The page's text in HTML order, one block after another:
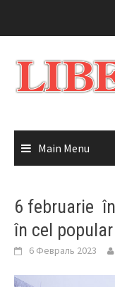
Main Menu
6 februarie
în cel popular
6 Февраль 2023